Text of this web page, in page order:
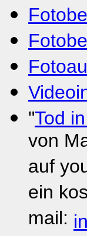
"Tod
von
auf
ein
mail: